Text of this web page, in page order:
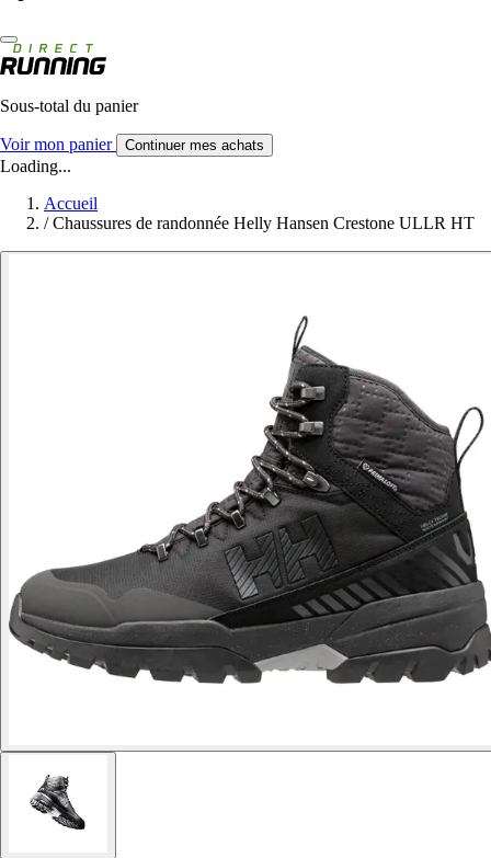
Sous-total du panier
Voir mon panier Continuer mes achats
Loading...
Accueil
/ Chaussures de randonnée Helly Hansen Crestone ULLR HT